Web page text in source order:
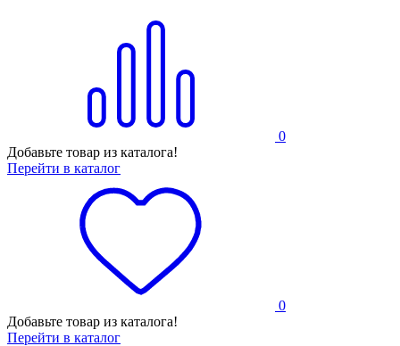
0
Добавьте товар из каталога!
Перейти в каталог
0
Добавьте товар из каталога!
Перейти в каталог